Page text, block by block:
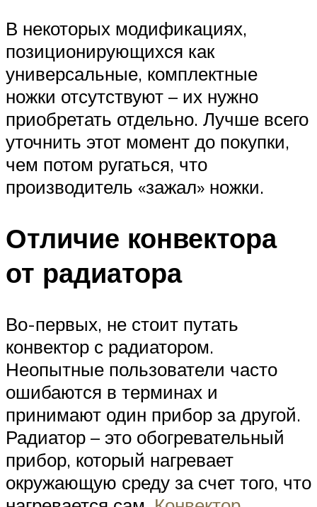
В некоторых модификациях,
позиционирующихся как
универсальные, комплектные
ножки отсутствуют – их нужно
приобретать отдельно. Лучше всего
уточнить этот момент до покупки,
чем потом ругаться, что
производитель «зажал» ножки.
Отличие конвектора
от радиатора
Во-первых, не стоит путать
конвектор с радиатором.
Неопытные пользователи часто
ошибаются в терминах и
принимают один прибор за другой.
Радиатор – это обогревательный
прибор, который нагревает
окружающую среду за счет того, что